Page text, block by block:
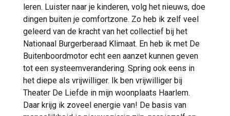
leren. Luister naar je kinderen, volg het nieuws, doe
dingen buiten je comfortzone. Zo heb ik zelf veel
geleerd van de kracht van het collectief bij het
Nationaal Burgerberaad Klimaat. En heb ik met De
Buitenboordmotor echt een aanzet kunnen geven
tot een systeemverandering. Spring ook eens in
het diepe als vrijwilliger. Ik ben vrijwilliger bij
Theater De Liefde in mijn woonplaats Haarlem.
Daar krijg ik zoveel energie van! De basis van